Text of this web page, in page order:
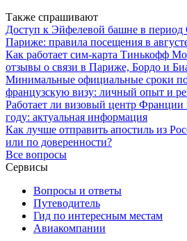
Также спрашивают
Доступ к Эйфелевой башне в
Париже: правила посещения в
Как работает сим-карта Тинькофф
отзывы о связи в Париже, Бордо и
Минимальные официальные сроки
французскую визу: личный опыт и
Работает ли визовый центр Франции
году: актуальная информация
Как лучше отправить апостиль из
или по доверенности?
Все вопросы
Сервисы
Вопросы и ответы
Путеводитель
Гид по интересным местам
Авиакомпании